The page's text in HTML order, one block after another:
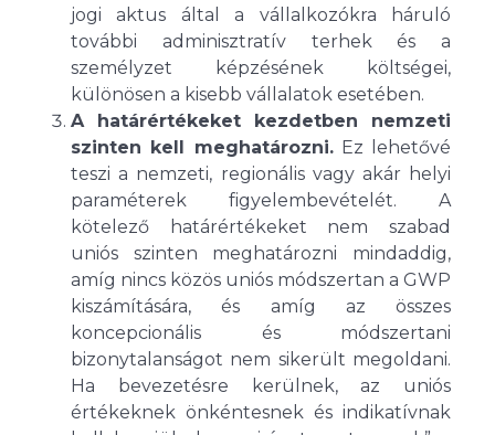
jogi aktus által a vállalkozókra háruló
további adminisztratív terhek és a
személyzet képzésének költségei,
különösen a kisebb vállalatok esetében.
A határértékeket kezdetben nemzeti
szinten kell meghatározni.Ez lehetővé
teszi a nemzeti, regionális vagy akár helyi
paraméterek figyelembevételét. A
kötelező határértékeket nem szabad
uniós szinten meghatározni mindaddig,
amíg nincs közös uniós módszertan a GWP
kiszámítására, és amíg az összes
koncepcionális és módszertani
bizonytalanságot nem sikerült megoldani.
Ha bevezetésre kerülnek, az uniós
értékeknek önkéntesnek és indikatívnak